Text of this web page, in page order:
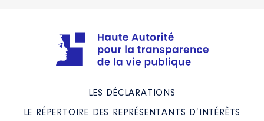
LES DÉCLARATIONS
LE RÉPERTOIRE DES REPRÉSENTANTS D’INTÉRÊTS